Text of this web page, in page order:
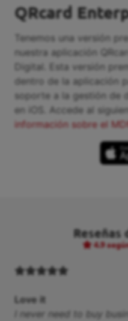
QRcard
Tenemos una versión
nuestra aplicación
Digital. Esta versión
dentro de la aplicación
soporte a la gestión de
en iOS. Accede al
información sobre el
Reseñas
4.9
Love it
I never need to buy